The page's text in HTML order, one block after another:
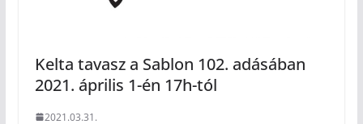
Kelta tavasz a Sablon 102. adásában
2021. április 1-én 17h-tól
2021.03.31.